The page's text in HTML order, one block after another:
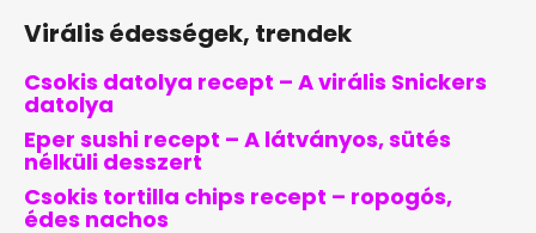
Virális édességek, trendek
Csokis datolya recept – A virális Snickers
datolya
Eper sushi recept – A látványos, sütés
nélküli desszert
Csokis tortilla chips recept – ropogós,
édes nachos